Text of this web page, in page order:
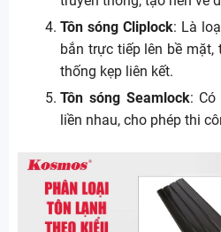
Tôn sóng Cliplock: Là
bắn trực tiếp lên bề
thống kẹp liên kết.
Tôn sóng Seamlock: Có
liền nhau, cho phép thi